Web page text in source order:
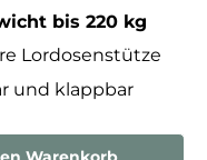
bis 220 kg
Lordosenstütze
und klappbar